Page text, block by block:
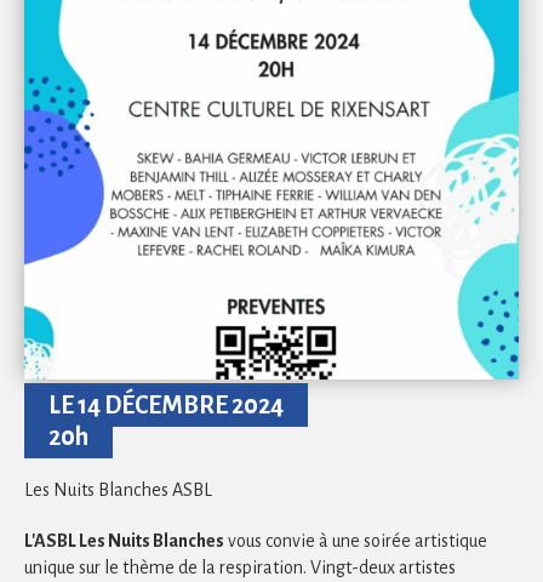
LE 14 DÉCEMBRE 2024
20h
Les Nuits Blanches ASBL
L'ASBL Les Nuits Blanches vous convie à une soirée artistique
unique sur le thème de la respiration. Vingt-deux artistes